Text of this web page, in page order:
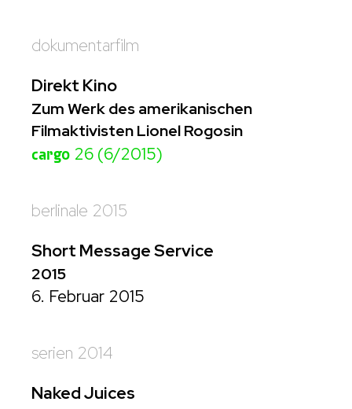
dokumentarfilm
Direkt Kino
Zum Werk des amerikanischen
Filmaktivisten Lionel Rogosin
cargo 26 (6/2015)
berlinale 2015
Short Message Service
2015
6. Februar 2015
serien 2014
Naked Juices